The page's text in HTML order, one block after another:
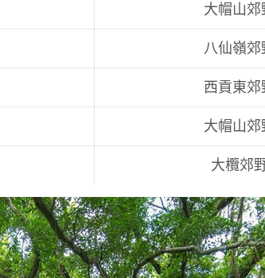
大帽山郊
八仙嶺郊
西貢東郊
大帽山郊
大欖郊